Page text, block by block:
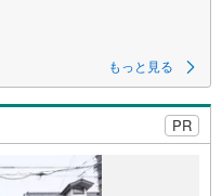
もっと見る
PR